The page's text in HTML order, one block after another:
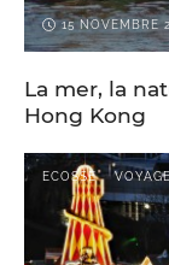
15 NOVEMBRE
La mer, la
Hong Kong
ECOSSE